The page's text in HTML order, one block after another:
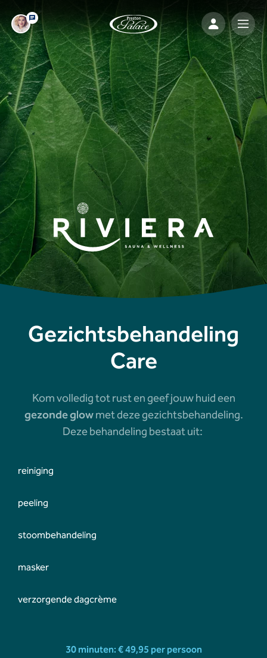
Gezichtsbehandeling
Care
Kom volledig tot rust en geef jouw huid een
gezonde glowmet deze gezichtsbehandeling.
Deze behandeling bestaat uit:
reiniging
peeling
stoombehandeling
masker
verzorgende dagcrème
30 minuten: € 49,95 per persoon